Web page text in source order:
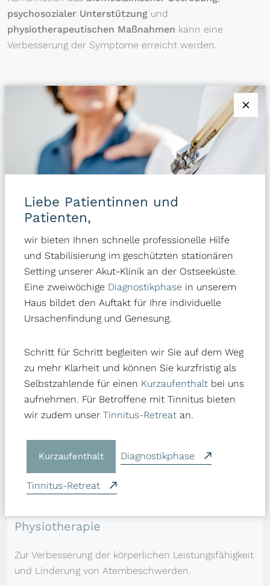
psychosozialer Unterstützung und
physiotherapeutischen Maßnahmen kann eine
Verbesserung der Symptome erreicht werden.
Behandlungsmöglichkeiten des Post-
Therapie des Post-COVID-Syndroms
einenbiperspektivischen Ansatz
körperliche als auch psychosoziale Aspekte
berücksichtigt. Es ist wichtig zu betonen, dass die
Behandlung des Post-COVID-Syndromsindividuell
angepasstwerden muss, da die Symptome von Person
zu Person variieren können. Eine frühzeitige Diagnostik
und ein interdisziplinärer Therapieansatz sind
Klinikum Schloss Lütgenhof setzen wir auf eine
umfassende Diagnostik und individuell abgestimmte
Therapieprogramme. Unsere Behandlungsmethoden
umfassen:
Physiotherapie
Zur Verbesserung der körperlichen Leistungsfähigkeit
und Linderung von Atembeschwerden.
Liebe Patientinnen und
Patienten,
wir bieten Ihnen schnelle professionelle Hilfe
und Stabilisierung im geschützten stationären
Setting unserer Akut-Klinik an der Ostseeküste.
Eine zweiwöchige Diagnostikphase in unserem
Haus bildet den Auftakt für Ihre individuelle
Ursachenfindung und Genesung.
Schritt für Schritt begleiten wir Sie auf dem Weg
zu mehr Klarheit und können Sie kurzfristig als
Selbstzahlende für einen Kurzaufenthalt bei uns
aufnehmen. Für Betroffene mit Tinnitus bieten
wir zudem unser Tinnitus-Retreat an.
Kurzaufenthalt Diagnostikphase
Tinnitus-Retreat